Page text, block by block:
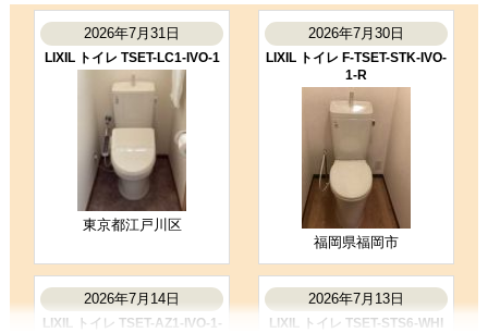
コメント
凄くスムーズに作業してくださり助
かりました。 取り付け前の説明や終
了してからの説明もわかりやすかっ
（ご本人様より）
工事満足度 ★★★★★ ★★★★☆
購入の決め手
サイトが見やすかった
お客様の声をもっと見る
2026年7月31日
LIXIL トイレ TSET-LC1-IVO-1
東京都江戸川区
2026年7月30日
LIXIL トイレ F-TSET-STK-IVO-
1-R
福岡県福岡市
2026年7月14日
LIXIL トイレ TSET-AZ1-IVO-1-
2026年7月13日
LIXIL トイレ TSET-STS6-WHI